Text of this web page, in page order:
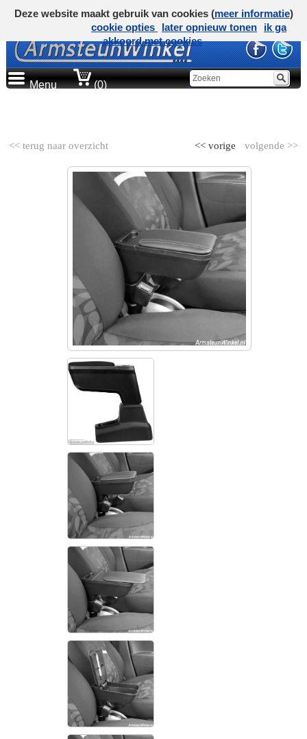
Menu (0)
<< terug naar overzicht volgende >>
<< vorige
Deze website maakt gebruik van cookies (meer informatie)
cookie opties
later opnieuw tonen
ik ga
akkoord met cookies